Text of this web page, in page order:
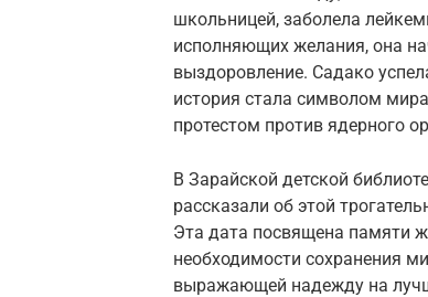
школьницей, заболела
исполняющих желания, она
выздоровление. Садако
история стала символом
протестом против ядерного
В Зарайской детской
рассказали об этой
Эта дата посвящена памяти
необходимости сохранения
выражающей надежду на